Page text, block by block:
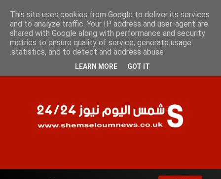
الصفحات
This site uses cookies from Google to deliver its services
and to analyze traffic. Your IP address and user-agent are
shared with Google along with performance and security
metrics to ensure quality of service, generate usage
statistics, and to detect and address abuse.
LEARN MORE GOT IT